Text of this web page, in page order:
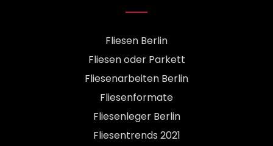
Fliesen Berlin
Fliesen oder Parkett
Fliesenarbeiten Berlin
Fliesenformate
Fliesenleger Berlin
Fliesentrends 2021